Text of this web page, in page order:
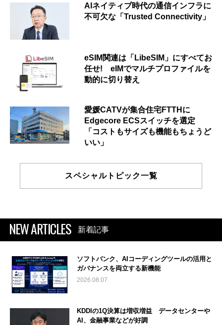
AIネイティブ時代の通信インフラに
不可欠な「Trusted Connectivity」
eSIM関連は「LibeSIM」にすべてお
任せ! eIMでマルチプロファイルを
動的に切り替え
愛媛CATVが集合住宅FTTHに
Edgecore ECSスイッチを選定
「コストもサイズも機能もちょうど
いい」
スペシャルトピック一覧
NEW ARTICLES 新着記事
ソフトバンク、AIコーディングツールの活用と
ガバナンスを両立する新機能
2026.08.07
KDDIの1Q決算は増収増益 データセンターや
AI、金融事業などが好調